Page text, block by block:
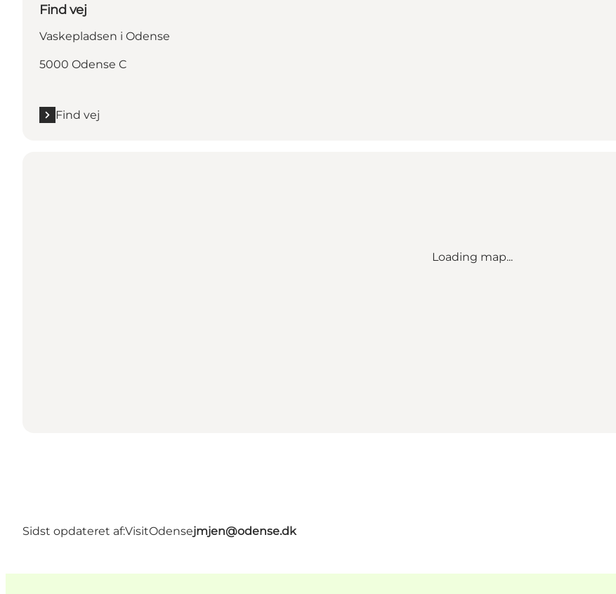
Find vej
Vaskepladsen i Odense
5000 Odense C
Find vej
Loading map...
Sidst opdateret af:VisitOdensejmjen@odense.dk